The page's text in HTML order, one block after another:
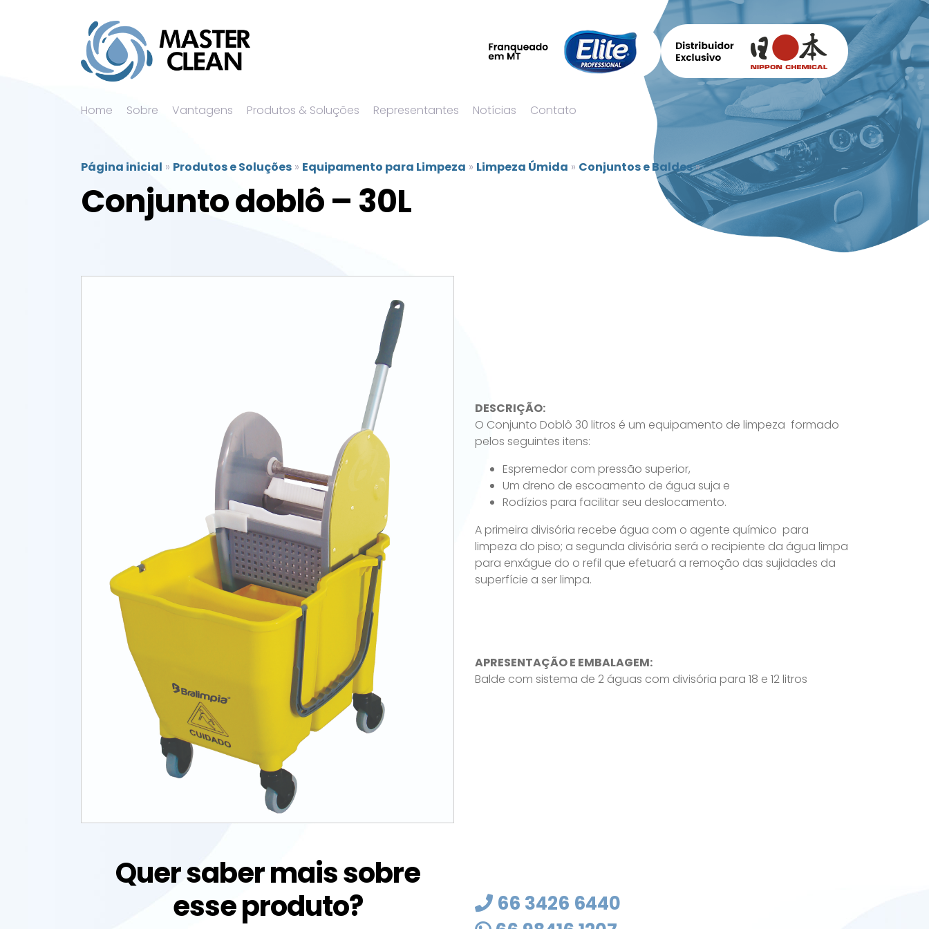
Home Sobre Vantagens Produtos & Soluções Representantes Notícias Contato
Página inicial » Produtos e Soluções » Equipamento para Limpeza » Limpeza Úmida » Conjuntos e Baldes»
Conjunto doblô – 30L
DESCRIÇÃO:
O Conjunto Doblô 30 litros é um equipamento de limpeza formado
pelos seguintes itens:
Espremedor com pressão superior,
Um dreno de escoamento de água suja e
Rodízios para facilitar seu deslocamento.
A primeira divisória recebe água com o agente químico para
limpeza do piso; a segunda divisória será o recipiente da água limpa
para enxágue do o refil que efetuará a remoção das sujidades da
superfície a ser limpa.
APRESENTAÇÃO E EMBALAGEM:
Balde com sistema de 2 águas com divisória para 18 e 12 litros
Quer saber mais sobre
esse produto?
66 3426 6440